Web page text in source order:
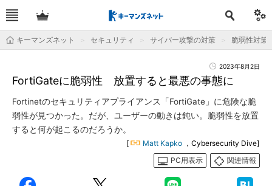
キーマンズネット セキュリティ サイバー攻撃の対策 脆弱性対策
2023年8月2日
FortiGateに脆弱性 放置すると最悪の事態に
Fortinetのセキュリティアプライアンス「FortiGate」に危険な脆
弱性が見つかった。だが、ユーザーの動きは鈍い。脆弱性を放置
すると何が起こるのだろうか。
[ Matt Kapko ，Cybersecurity Dive]
PC用表示
関連情報